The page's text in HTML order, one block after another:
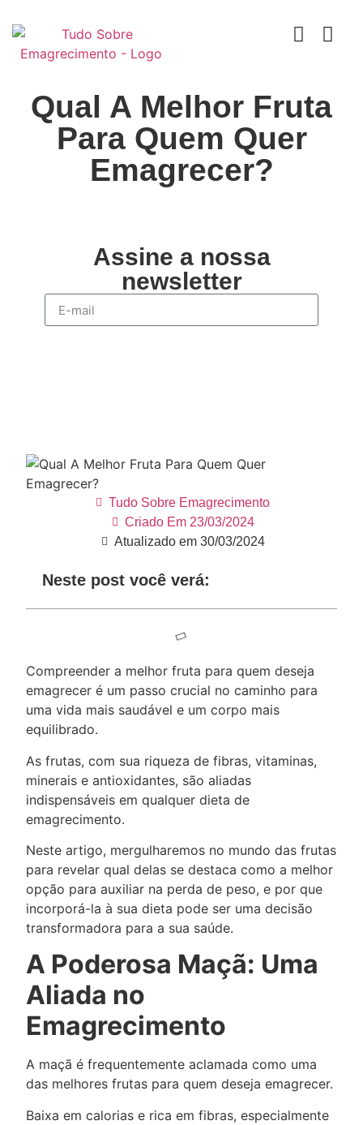
Qual A Melhor Fruta
Para Quem Quer
Emagrecer?
Assine a nossa
newsletter
Tudo Sobre Emagrecimento
Criado Em 23/03/2024
Atualizado em 30/03/2024
Neste post você verá:
Compreender a melhor fruta para quem deseja
emagrecer é um passo crucial no caminho para
uma vida mais saudável e um corpo mais
equilibrado.
As frutas, com sua riqueza de fibras, vitaminas,
minerais e antioxidantes, são aliadas
indispensáveis em qualquer dieta de
emagrecimento.
Neste artigo, mergulharemos no mundo das frutas
para revelar qual delas se destaca como a melhor
opção para auxiliar na perda de peso, e por que
incorporá-la à sua dieta pode ser uma decisão
transformadora para a sua saúde.
A Poderosa Maçã: Uma
Aliada no
Emagrecimento
A maçã é frequentemente aclamada como uma
das melhores frutas para quem deseja emagrecer.
Baixa em calorias e rica em fibras, especialmente